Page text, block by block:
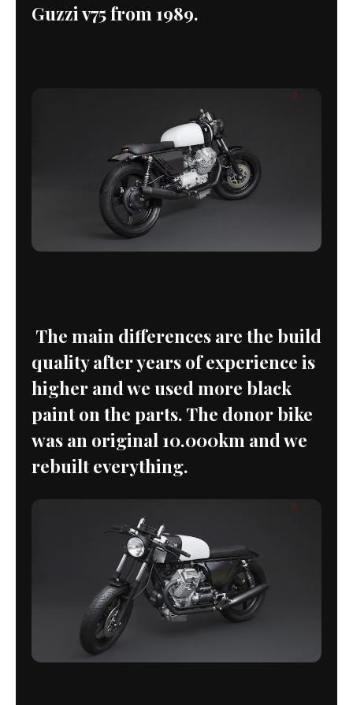
Guzzi v75 from 1989.
The main differences are the build
quality after years of experience is
higher and we used more black
paint on the parts. The donor bike
was an original 10.000km and we
rebuilt everything.